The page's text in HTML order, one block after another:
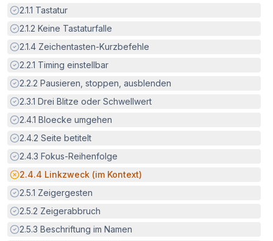
Erfüllt:
2.1.1 Tastatur
Erfüllt:
2.1.2 Keine Tastaturfalle
Erfüllt:
2.1.4 Zeichentasten-Kurzbefehle
Erfüllt:
2.2.1 Timing einstellbar
Erfüllt:
2.2.2 Pausieren, stoppen, ausblenden
Erfüllt:
2.3.1 Drei Blitze oder Schwellwert
Erfüllt:
2.4.1 Bloecke umgehen
Erfüllt:
2.4.2 Seite betitelt
Erfüllt:
2.4.3 Fokus-Reihenfolge
Potenzielle Barriere:
2.4.4 Linkzweck (im Kontext)
Erfüllt:
2.5.1 Zeigergesten
Erfüllt:
2.5.2 Zeigerabbruch
Erfüllt:
2.5.3 Beschriftung im Namen